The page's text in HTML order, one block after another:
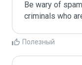
Be wary of
criminals who
Полезный